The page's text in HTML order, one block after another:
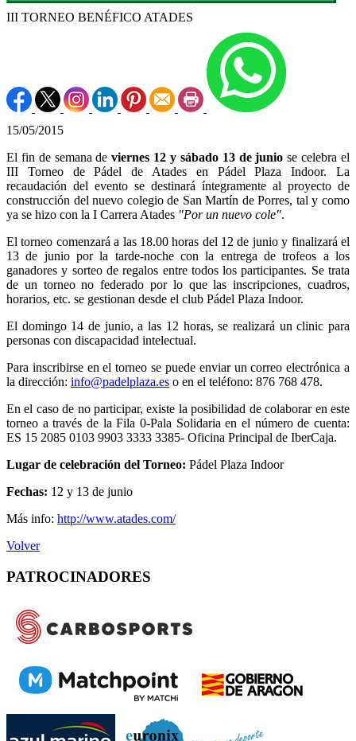
III TORNEO BENÉFICO ATADES
15/05/2015
El fin de semana de viernes 12 y sábado 13 de junio se celebra el
III Torneo de Pádel de Atades en Pádel Plaza Indoor. La
recaudación del evento se destinará íntegramente al proyecto de
construcción del nuevo colegio de San Martín de Porres, tal y como
ya se hizo con la I Carrera Atades "Por un nuevo cole".
El torneo comenzará a las 18.00 horas del 12 de junio y finalizará el
13 de junio por la tarde-noche con la entrega de trofeos a los
ganadores y sorteo de regalos entre todos los participantes. Se trata
de un torneo no federado por lo que las inscripciones, cuadros,
horarios, etc. se gestionan desde el club Pádel Plaza Indoor.
El domingo 14 de junio, a las 12 horas, se realizará un clinic para
personas con discapacidad intelectual.
Para inscribirse en el torneo se puede enviar un correo electrónica a
la dirección: info@padelplaza.es o en el teléfono: 876 768 478.
En el caso de no participar, existe la posibilidad de colaborar en este
torneo a través de la Fila 0-Pala Solidaria en el número de cuenta:
ES 15 2085 0103 9903 3333 3385- Oficina Principal de IberCaja.
Lugar de celebración del Torneo: Pádel Plaza Indoor
Fechas: 12 y 13 de junio
Más info: http://www.atades.com/
Volver
PATROCINADORES